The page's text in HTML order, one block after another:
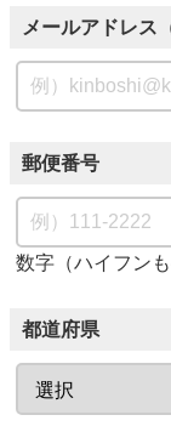
メールアドレス
郵便番号
数字（ハイフン
都道府県